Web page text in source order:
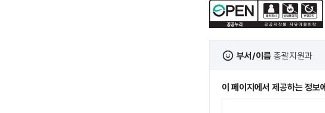
부서/이름 총괄지원과
이 페이지에서 제공하는 정보